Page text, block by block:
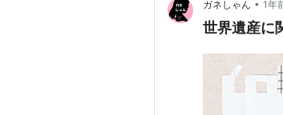
ガネしゃん • 1年
世界遺産に